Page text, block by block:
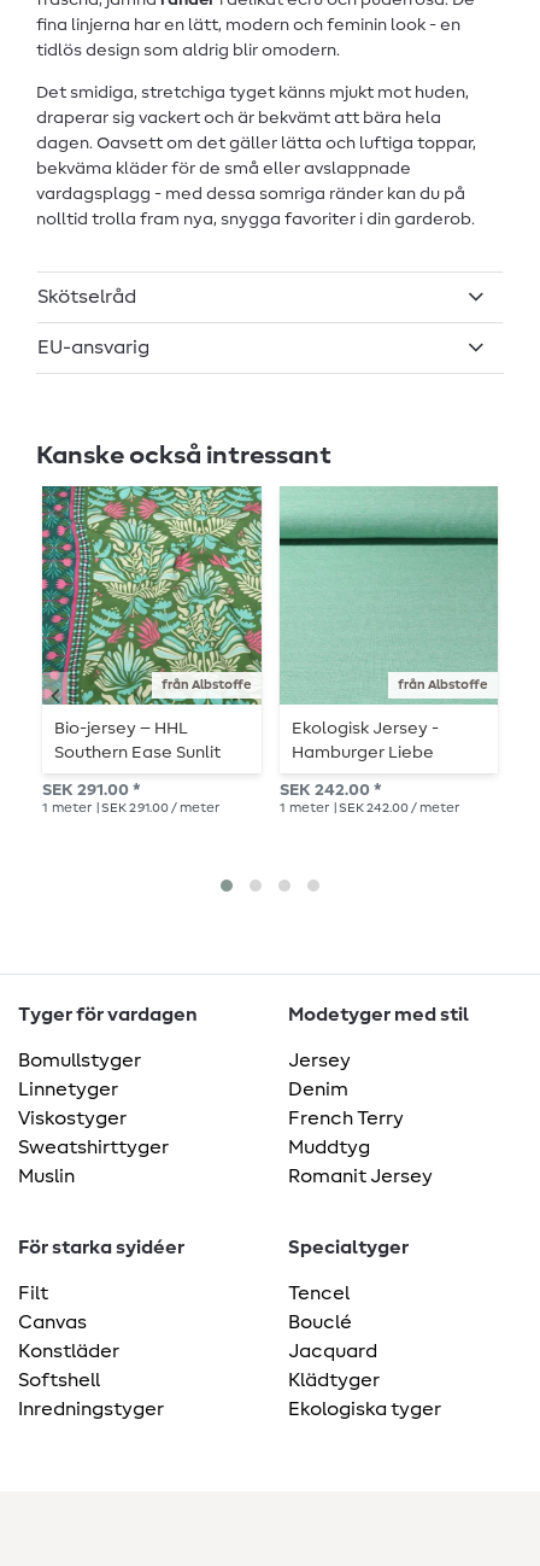
fina linjerna har en lätt, modern och feminin look - en
tidlös design som aldrig blir omodern.
Det smidiga, stretchiga tyget känns mjukt mot huden,
draperar sig vackert och är bekvämt att bära hela
dagen. Oavsett om det gäller lätta och luftiga toppar,
bekväma kläder för de små eller avslappnade
vardagsplagg - med dessa somriga ränder kan du på
nolltid trolla fram nya, snygga favoriter i din garderob.
Skötselråd
EU-ansvarig
Kanske också intressant
från Albstoffe
Bio-jersey – HHL
Southern Ease Sunlit
Botanica Grön
SEK 291.00 *
1 meter | SEK 291.00 / meter
från Albstoffe
Ekologisk Jersey -
Hamburger Liebe
Summer Melange Grön
SEK 242.00 *
1 meter | SEK 242.00 / meter
Tyger för vardagen
Bomullstyger
Linnetyger
Viskostyger
Sweatshirttyger
Muslin
Modetyger med stil
Jersey
Denim
French Terry
Muddtyg
Romanit Jersey
För starka syidéer
Filt
Canvas
Konstläder
Softshell
Inredningstyger
Specialtyger
Tencel
Bouclé
Jacquard
Klädtyger
Ekologiska tyger